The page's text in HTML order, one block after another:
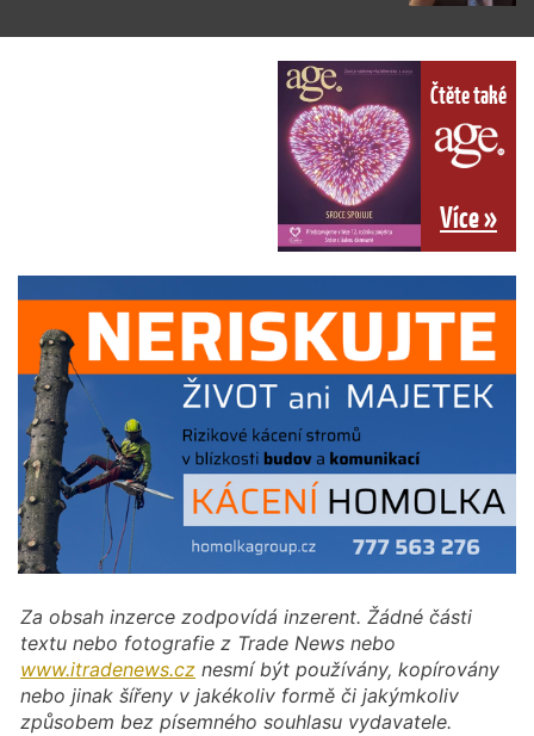
Čtěte také
Více »
Za obsah inzerce zodpovídá inzerent. Žádné části
textu nebo fotografie z Trade News nebo
www.itradenews.cz nesmí být používány, kopírovány
nebo jinak šířeny v jakékoliv formě či jakýmkoliv
způsobem bez písemného souhlasu vydavatele.